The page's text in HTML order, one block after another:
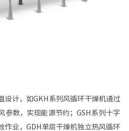
设计，如GKH系列风循环干燥机通过
参数，实现能源节约；GSH系列十字
作业，GDH单层干燥机独立热风循环